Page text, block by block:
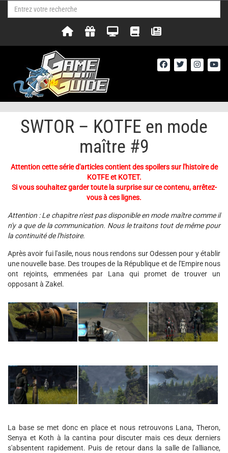
SWTOR – KOTFE en mode
maître #9
Attention cette série d'articles contient des spoilers sur l'histoire de
KOTFE et KOTET.
Si vous souhaitez garder toute la surprise sur ce contenu, arrêtez-
vous à ces lignes.
Attention : Le chapitre n'est pas disponible en mode maître comme il
n'y a que de la communication. Nous le traitons tout de même pour
la continuité de l'histoire.
Après avoir fui l'asile, nous nous rendons sur Odessen pour y établir
une nouvelle base. Des troupes de la République et de l'Empire nous
ont rejoints, emmenées par Lana qui promet de trouver un
opposant à Zakel.
La base se met donc en place et nous retrouvons Lana, Theron,
Senya et Koth à la cantina pour discuter mais ces deux derniers
s'absentent rapidement. Puis de retour dans la salle de l'alliance,